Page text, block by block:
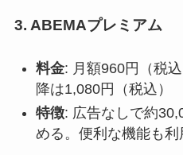
3. ABEMAプレミアム
料金: 月額960円（税
降は1,080円（税込）
特徴: 広告なしで約
める。便利な機能も利